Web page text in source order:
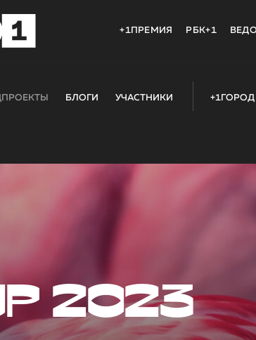
+1ПРЕМИЯ РБК+1
БЛОГИ УЧАСТНИКИ +1ГОРОД
2023